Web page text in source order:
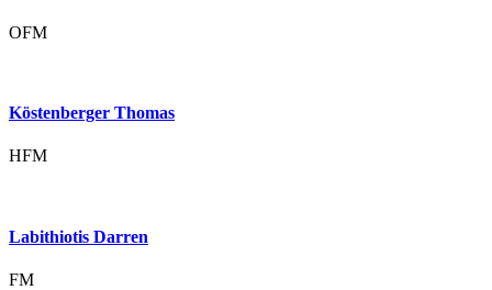
OFM
Köstenberger Thomas
HFM
Labithiotis Darren
FM